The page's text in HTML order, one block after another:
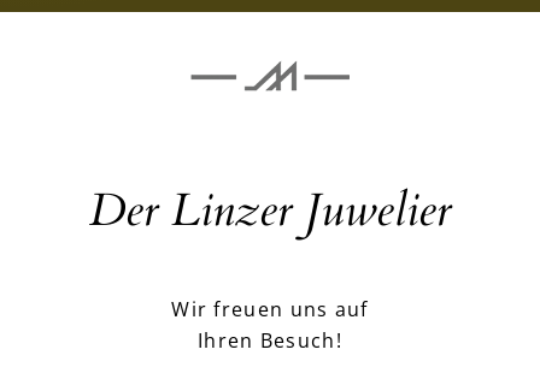
Der Linzer Juwelier
Wir freuen uns auf
Ihren Besuch!